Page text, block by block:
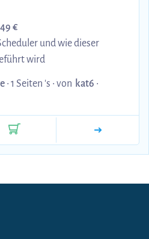
49 €
und wie dieser
wird
• 1 Seiten 's • von kat6 •